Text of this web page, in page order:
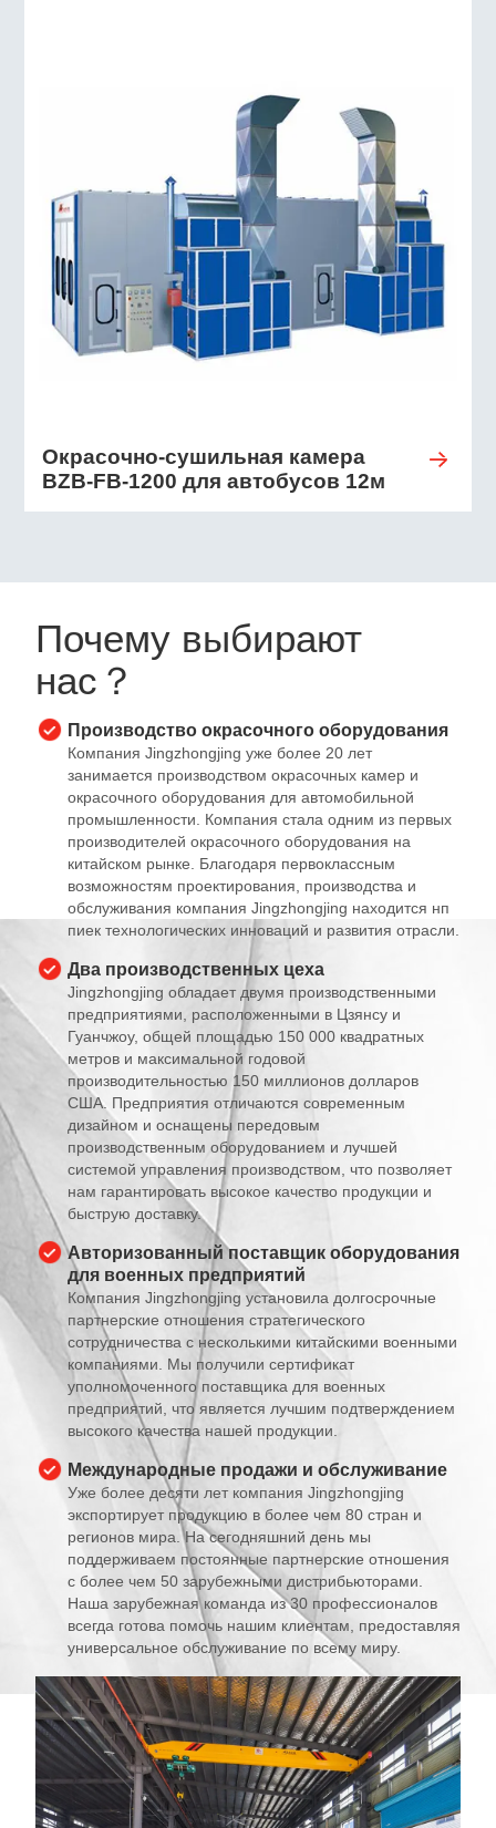
Окрасочно-сушильная камера
BZB-FB-1200 для автобусов 12м
Почему выбирают
нас？
Производство окрасочного оборудования
Компания Jingzhongjing уже более 20 лет
занимается производством окрасочных камер и
окрасочного оборудования для автомобильной
промышленности. Компания стала одним из первых
производителей окрасочного оборудования на
китайском рынке. Благодаря первоклассным
возможностям проектирования, производства и
обслуживания компания Jingzhongjing находится нп
пиек технологических инноваций и развития отрасли.
Два производственных цеха
Jingzhongjing обладает двумя производственными
предприятиями, расположенными в Цзянсу и
Гуанчжоу, общей площадью 150 000 квадратных
метров и максимальной годовой
производительностью 150 миллионов долларов
США. Предприятия отличаются современным
дизайном и оснащены передовым
производственным оборудованием и лучшей
системой управления производством, что позволяет
нам гарантировать высокое качество продукции и
быструю доставку.
Авторизованный поставщик оборудования
для военных предприятий
Компания Jingzhongjing установила долгосрочные
партнерские отношения стратегического
сотрудничества с несколькими китайскими военными
компаниями. Мы получили сертификат
уполномоченного поставщика для военных
предприятий, что является лучшим подтверждением
высокого качества нашей продукции.
Международные продажи и обслуживание
Уже более десяти лет компания Jingzhongjing
экспортирует продукцию в более чем 80 стран и
регионов мира. На сегодняшний день мы
поддерживаем постоянные партнерские отношения
с более чем 50 зарубежными дистрибьюторами.
Наша зарубежная команда из 30 профессионалов
всегда готова помочь нашим клиентам, предоставляя
универсальное обслуживание по всему миру.